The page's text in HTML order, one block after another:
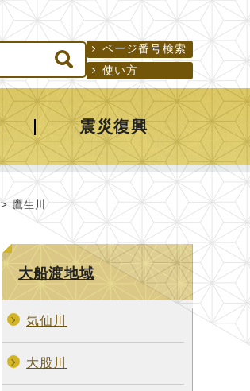
ページ番号検索
使い方
震災復興
> 鷹生川
大船渡地域
気仙川
大股川